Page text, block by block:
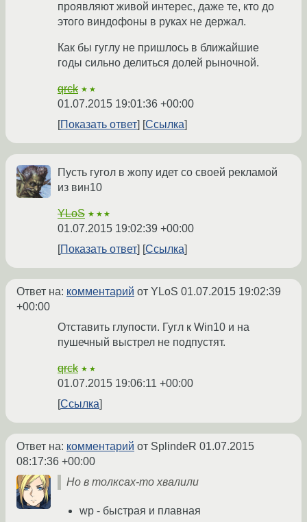
проявляют живой интерес, даже те, кто до
этого виндофоны в руках не держал.
Как бы гуглу не пришлось в ближайшие
годы сильно делиться долей рыночной.
qrck ★★
01.07.2015 19:01:36 +00:00
Показать ответ
Ссылка
Пусть гугол в жопу идет со своей рекламой
из вин10
YLoS ★★★
01.07.2015 19:02:39 +00:00
Показать ответ
Ссылка
Ответ на: комментарий от YLoS 01.07.2015 19:02:39
+00:00
Отставить глупости. Гугл к Win10 и на
пушечный выстрел не подпустят.
qrck ★★
01.07.2015 19:06:11 +00:00
Ссылка
Ответ на: комментарий от SplindeR 01.07.2015
08:17:36 +00:00
Но в толксах-то хвалили
wp - быстрая и плавная